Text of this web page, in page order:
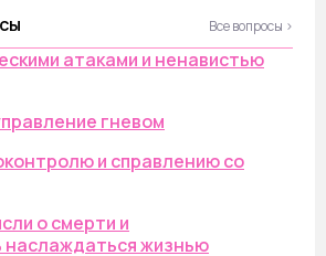
Все вопросы ›
атаками и ненавистью
гневом
и справлению со
о смерти и
наслаждаться жизнью